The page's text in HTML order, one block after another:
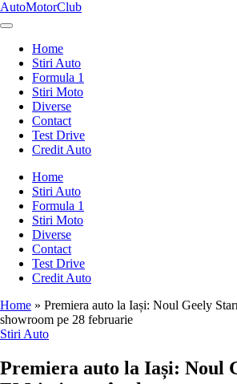
Skip
to
AutoMotorClub
Totul
masini
pasionatii
masini
Home
Stiri Auto
Formula 1
Stiri Moto
Diverse
Contact
Test Drive
Credit Auto
Home
Stiri Auto
Formula 1
Stiri Moto
Diverse
Contact
Test Drive
Credit Auto
Home » Premiera auto la Iași: Noul Geely
showroom pe 28 februarie
Posted
Stiri Auto
Premiera auto la Iași: Noul